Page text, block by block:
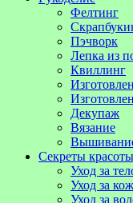
Фелтинг
Пэчворк
Лепка из
Квиллинг
Декупаж
Вязание
Секреты красоты
Уход за
Уход за
Уход за